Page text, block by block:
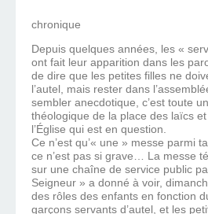
chronique
Depuis quelques années, les «
ont fait leur apparition dans les
de dire que les petites filles ne
l’autel, mais rester dans
sembler anecdotique, c’est toute
théologique de la place des laïcs
l’Église qui est en question.
Ce n’est qu’« une » messe parmi
ce n’est pas si grave… La messe
sur une chaîne de service public
Seigneur » a donné à voir,
des rôles des enfants en fonction
garçons servants d’autel, et les